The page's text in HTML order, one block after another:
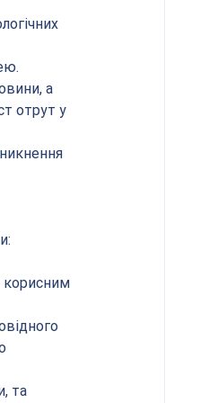
а
отрут у
корисним
та